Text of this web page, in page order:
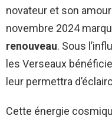
novateur et son
novembre 2024
renouveau. Sous
les Verseaux
leur permettra
Cette énergie